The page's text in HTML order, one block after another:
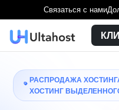
Связаться с нами
РАСПРОДАЖА
ХОСТИНГ